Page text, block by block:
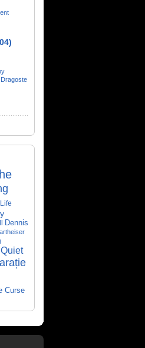
Dragoste
Life
Dennis
Curse